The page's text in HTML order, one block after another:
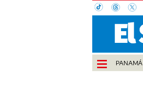
PANAMÁ